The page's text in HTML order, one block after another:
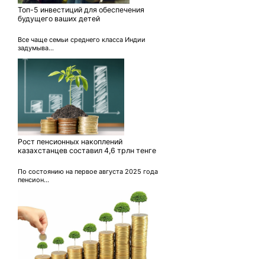
Топ-5 инвестиций для обеспечения
будущего ваших детей
Все чаще семьи среднего класса Индии
задумыва...
Рост пенсионных накоплений
казахстанцев составил 4,6 трлн тенге
По состоянию на первое августа 2025 года
пенсион...